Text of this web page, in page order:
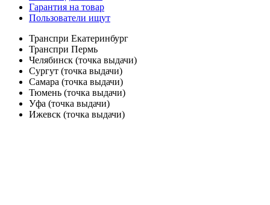
Гарантия на товар
Пользователи ищут
Транспри Екатеринбург
Транспри Пермь
Челябинск (точка выдачи)
Сургут (точка выдачи)
Самара (точка выдачи)
Тюмень (точка выдачи)
Уфа (точка выдачи)
Ижевск (точка выдачи)